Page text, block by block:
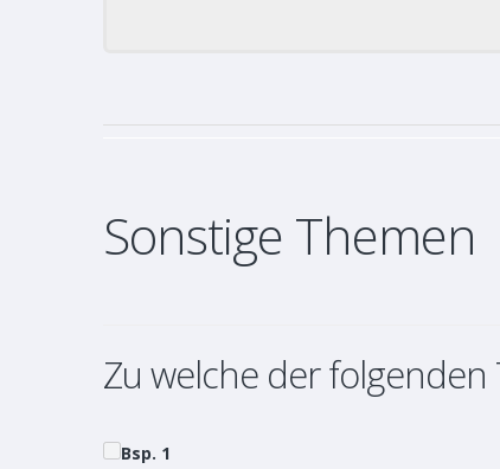
Sonstige Themen
Zu welche der
Bsp. 1